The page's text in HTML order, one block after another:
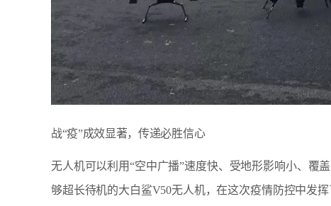
战“疫”成效显著，传递必胜信心
无人机可以利用“空中广播”速度快、受地形影响小、覆
够超长待机的大白鲨V50无人机，在这次疫情防控中发